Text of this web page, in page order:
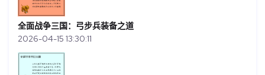
全面战争三国：弓步兵装备之道
2026-04-15 13:30:11